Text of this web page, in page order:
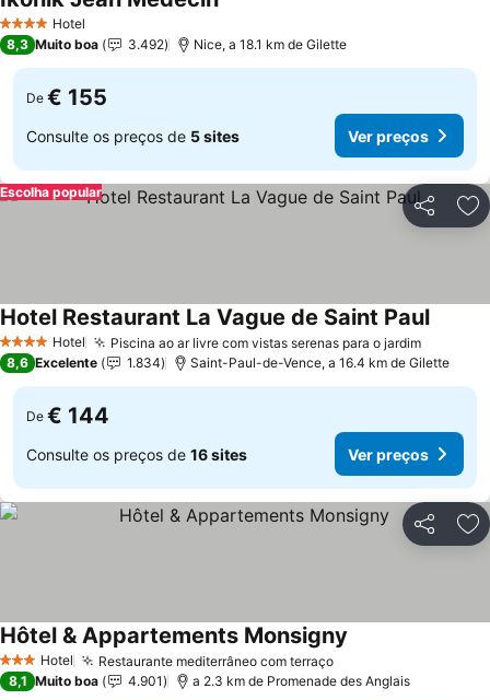
4 EstrelasHotel
Ver preços
8,3 Muito boa 3.492 Nice, a 18.1 km de Gilette
De € 155
Consulte os preços de 5 sites Ver preços
Partilhar
Escolha popular
4 EstrelasHotel Piscina ao ar livre com vistas serenas para o jardimVer
Hotel Restaurant La Vague de Saint PaulVer
8,6 Excelente 1.834 Saint-Paul-de-Vence, a 16.4 km de Gilette
De € 144
Consulte os preços de 16 sites Ver preços
Partilhar
3 EstrelasHotel Restaurante mediterrâneo com terraçoVer preços
Hôtel & Appartements Monsigny
8,1 Muito boa 4.901 a 2.3 km de Promenade des Anglais